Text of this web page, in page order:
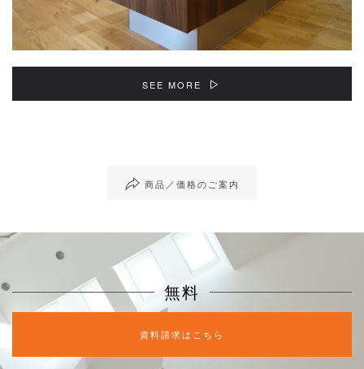
SEE MORE
商品／価格のご案内
無料
資料請求はこちら